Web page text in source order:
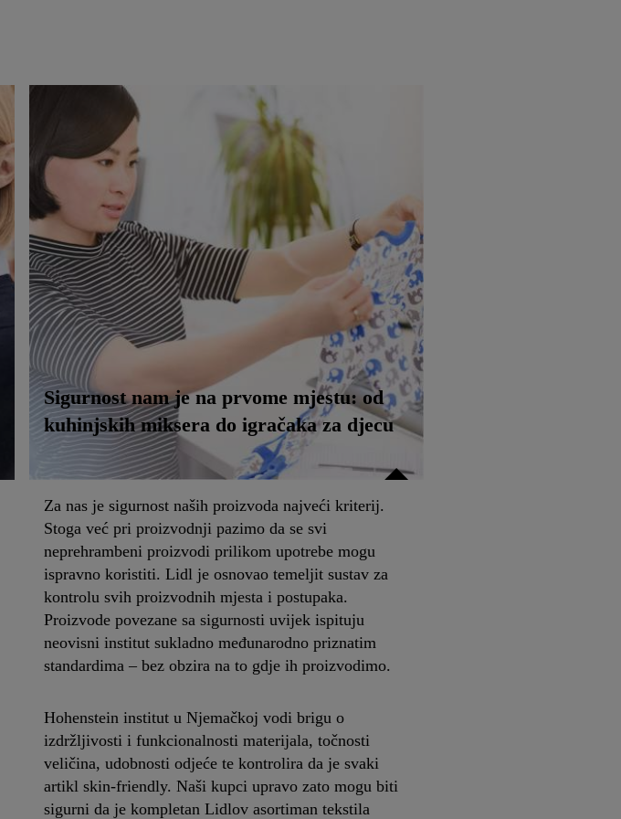
Sigurnost nam je na prvome mjestu: od
kuhinjskih miksera do igračaka za djecu
Za nas je sigurnost naših proizvoda najveći kriterij.
Stoga već pri proizvodnji pazimo da se svi
neprehrambeni proizvodi prilikom upotrebe mogu
ispravno koristiti. Lidl je osnovao temeljit sustav za
kontrolu svih proizvodnih mjesta i postupaka.
Proizvode povezane sa sigurnosti uvijek ispituju
neovisni institut sukladno međunarodno priznatim
standardima – bez obzira na to gdje ih proizvodimo.
Hohenstein institut u Njemačkoj vodi brigu o
izdržljivosti i funkcionalnosti materijala, točnosti
veličina, udobnosti odjeće te kontrolira da je svaki
artikl skin-friendly. Naši kupci upravo zato mogu biti
sigurni da je kompletan Lidlov asortiman tekstila